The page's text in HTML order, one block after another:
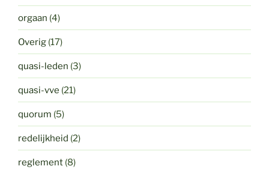
orgaan (4)
Overig (17)
quasi-leden (3)
quasi-vve (21)
quorum (5)
redelijkheid (2)
reglement (8)